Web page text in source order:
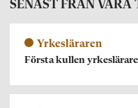
SENAST FRÅN VÅRA
Yrkesläraren
Första kullen